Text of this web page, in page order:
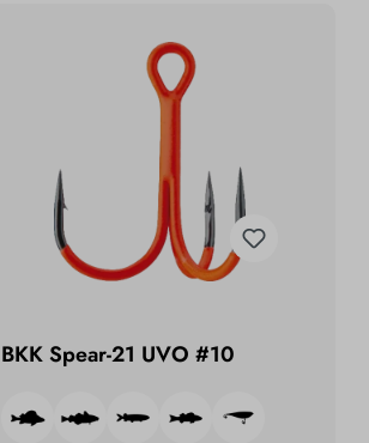
BKK Spear-21 UVO #10